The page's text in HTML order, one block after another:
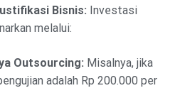
Bisnis: Investasi
melalui:
Outsourcing: Misalnya, jika
adalah Rp 200.000 per